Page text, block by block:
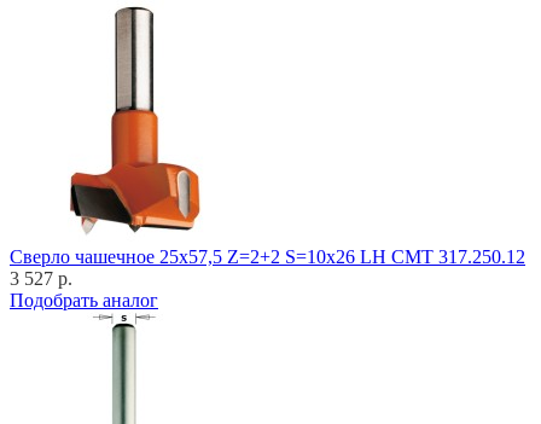
Cверло чашечное 25x57,5 Z=2+2 S=10x26 LH CMT 317.250.12
3 527 р.
Подобрать аналог